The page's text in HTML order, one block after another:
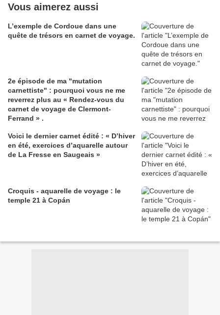
Vous aimerez aussi
L’exemple de Cordoue dans une
quête de trésors en carnet de voyage.
2e épisode de ma "mutation
carnettiste" : pourquoi vous ne me
reverrez plus au « Rendez-vous du
carnet de voyage de Clermont-
Ferrand » .
Voici le dernier carnet édité : « D’hiver
en été, exercices d’aquarelle autour
de La Fresse en Saugeais »
Croquis - aquarelle de voyage : le
temple 21 à Copán